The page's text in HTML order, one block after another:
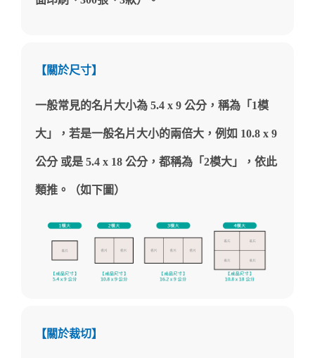
【關於尺寸】
一般常見的名片大小為 5.4 x 9 公分，稱為「1模
大」，若是一般名片大小的兩倍大，例如 10.8 x 9
公分 或是 5.4 x 18 公分，都稱為「2模大」，依此
類推。（如下圖）
【關於裁切】